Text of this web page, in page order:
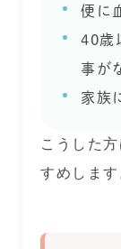
便に
40歳
事が
家族
こうした
すめします